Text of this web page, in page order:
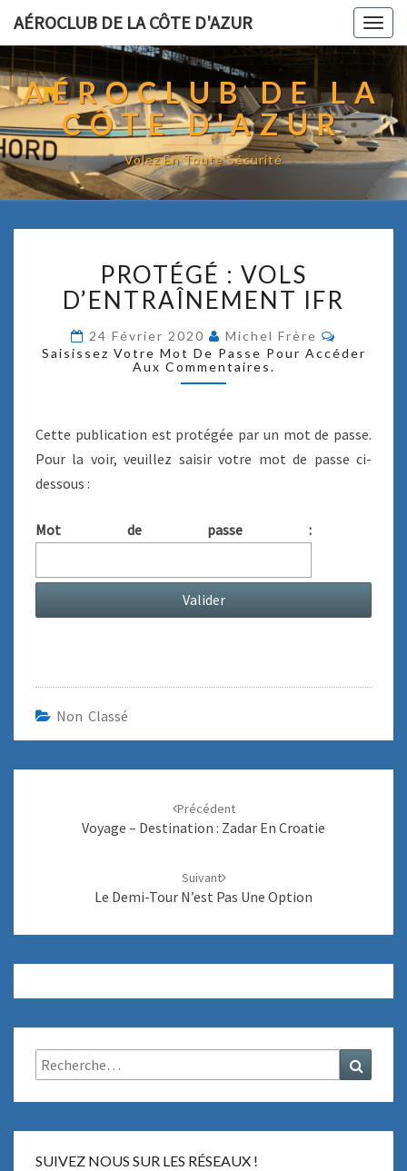
AÉROCLUB DE LA CÔTE D'AZUR
AÉROCLUB DE LA
CÔTE D'AZUR
Volez En Toute Sécurité
R
O
T
É
G
É
V
O
’
N
T
R
E
T
F
R
PROTÉGÉ : VOLS
D’ENTRAÎNEMENT IFR
24 Février 2020 Michel Frère
O
M
I
R
E
Saisissez Votre Mot De Passe Pour Accéder
Aux Commentaires.
Cette publication est protégée par un mot de passe.
Pour la voir, veuillez saisir votre mot de passe ci-
dessous :
Mot de passe :
Non Classé
d'article
Précédent
Voyage – Destination : Zadar En Croatie
Suivant
Le Demi-Tour N’est Pas Une Option
Rechercher :
SUIVEZ NOUS SUR LES RÉSEAUX !